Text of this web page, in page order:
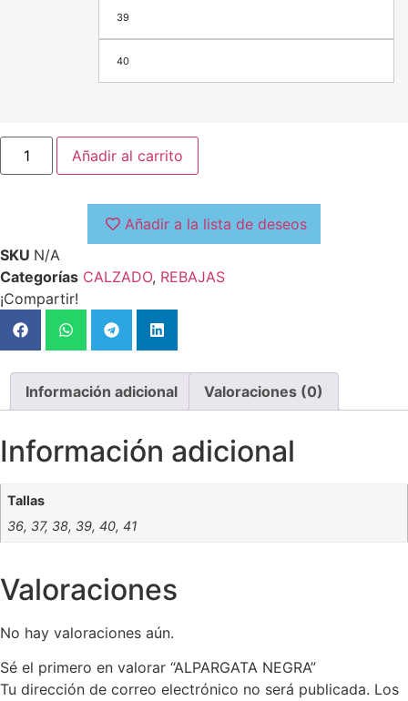
39
40
Añadir al carrito
Añadir a la lista de deseos
SKU N/A
Categorías CALZADO, REBAJAS
¡Compartir!
Información adicional Valoraciones (0)
Información adicional
Tallas
36, 37, 38, 39, 40, 41
Valoraciones
No hay valoraciones aún.
Sé el primero en valorar “ALPARGATA NEGRA”
Tu dirección de correo electrónico no será publicada. Los